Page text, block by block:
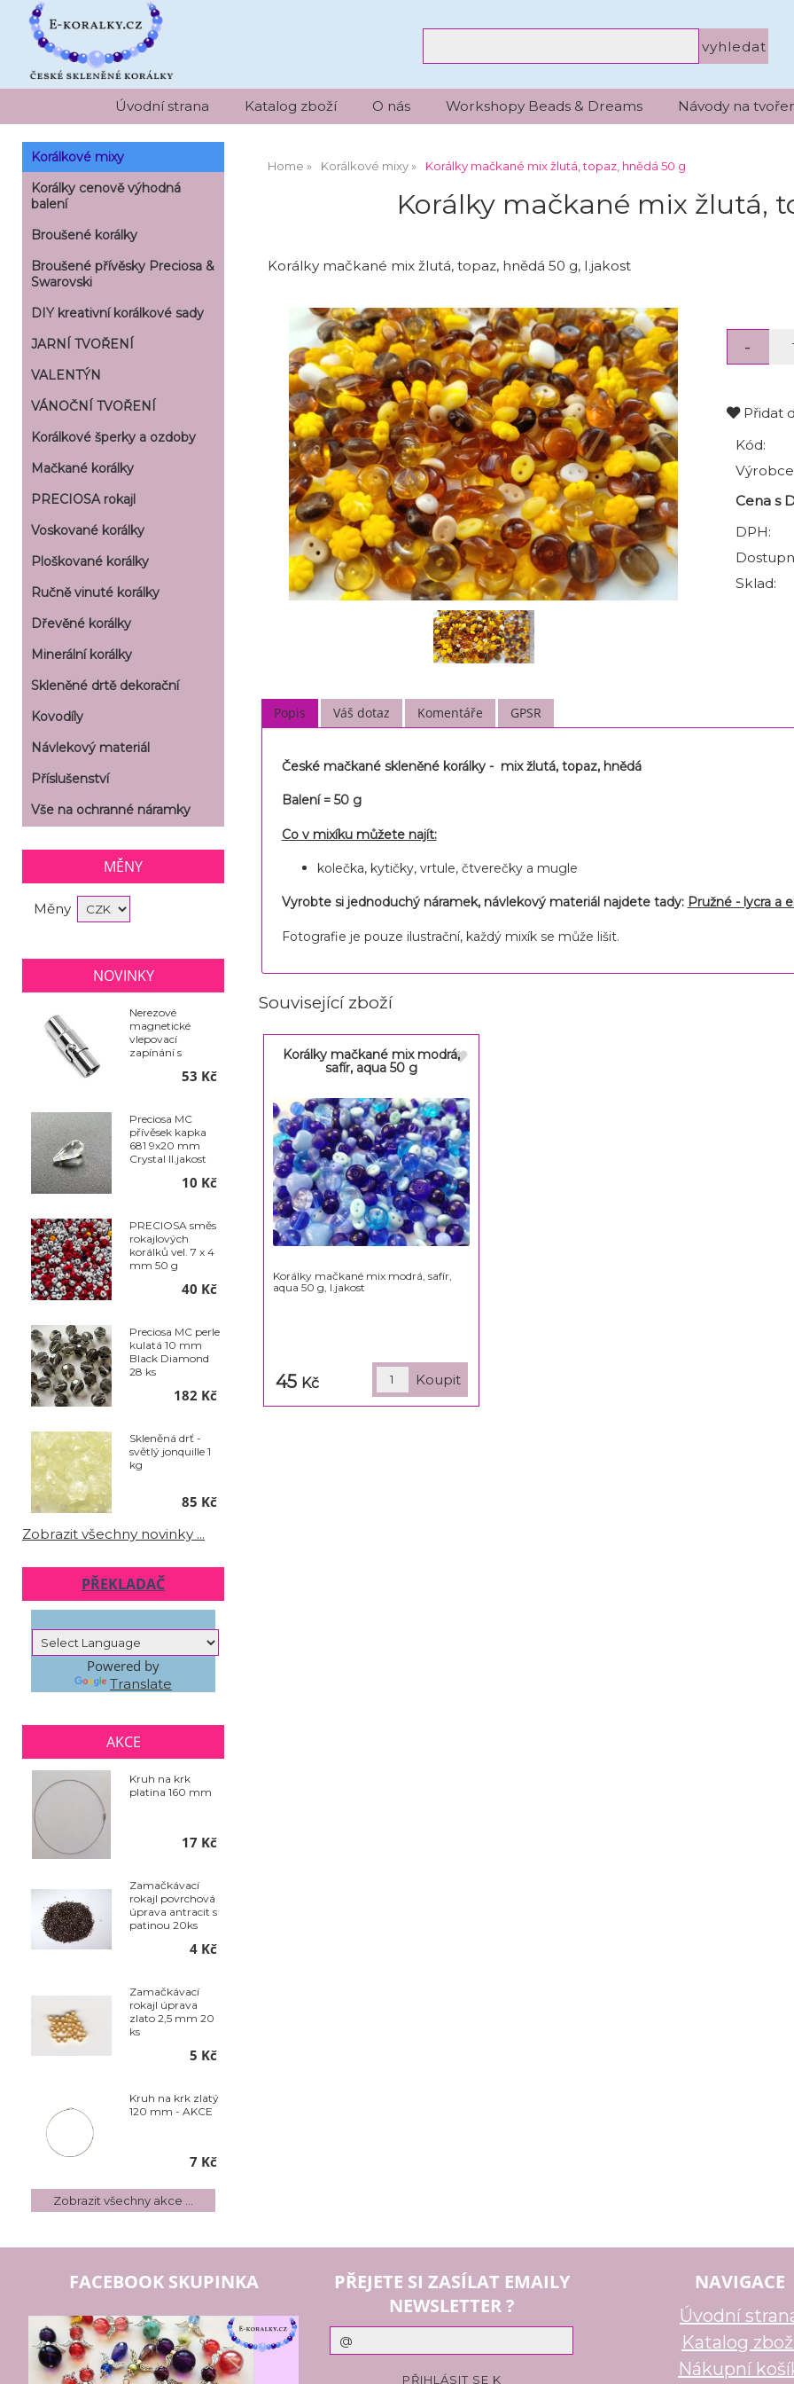
Úvodní strana Katalog zboží O nás Workshopy Beads & Dreams Návody na
Home Korálkové mixy Korálky mačkané mix žlutá, topaz, hnědá 50 g
Korálky mačkané mix žlutá,
Korálky mačkané mix žlutá, topaz, hnědá 50 g, I.jakost
Přidat
Kód:
Cena s
DPH:
Sklad:
Popis Váš dotaz Komentáře GPSR
České mačkané skleněné korálky - mix žlutá, topaz, hnědá
Balení = 50 g
Co v mixíku můžete najít:
kolečka, kytičky, vrtule, čtverečky a mugle
Vyrobte si jednoduchý náramek, návlekový materiál najdete tady: Pružné - lycra a
Fotografie je pouze ilustrační, každý mixík se může lišit.
Související zboží
Korálky mačkané mix modrá,
safír, aqua 50 g
Korálky mačkané mix modrá, safír,
aqua 50 g, I.jakost
45 Kč
Korálkové mixy
Korálky cenově výhodná
balení
Broušené korálky
Broušené přívěsky Preciosa &
Swarovski
DIY kreativní korálkové sady
JARNÍ TVOŘENÍ
VALENTÝN
VÁNOČNÍ TVOŘENÍ
Korálkové šperky a ozdoby
Mačkané korálky
PRECIOSA rokajl
Voskované korálky
Ploškované korálky
Ručně vinuté korálky
Dřevěné korálky
Minerální korálky
Skleněné drtě dekorační
Kovodíly
Návlekový materiál
Příslušenství
Vše na ochranné náramky
MĚNY
Měny
NOVINKY
Nerezové
magnetické
vlepovací
zapínání s
53 Kč
Preciosa MC
přívěsek kapka
681 9x20 mm
Crystal II.jakost
10 Kč
PRECIOSA směs
rokajlových
korálků vel. 7 x 4
mm 50 g
40 Kč
Preciosa MC perle
kulatá 10 mm
Black Diamond
28 ks
182 Kč
Skleněná drť -
světlý jonquille 1
kg
85 Kč
Zobrazit všechny novinky ...
PŘEKLADAČ
Powered by
Translate
AKCE
Kruh na krk
platina 160 mm
17 Kč
Zamačkávací
rokajl povrchová
úprava antracit s
patinou 20ks
4 Kč
Zamačkávací
rokajl úprava
zlato 2,5 mm 20
ks
5 Kč
Kruh na krk zlatý
120 mm - AKCE
7 Kč
Zobrazit všechny akce ...
FACEBOOK SKUPINKA
PŘEJETE SI ZASÍLAT EMAILY
NEWSLETTER ?
NAVIGACE
Úvodní
Katalog
Nákupní